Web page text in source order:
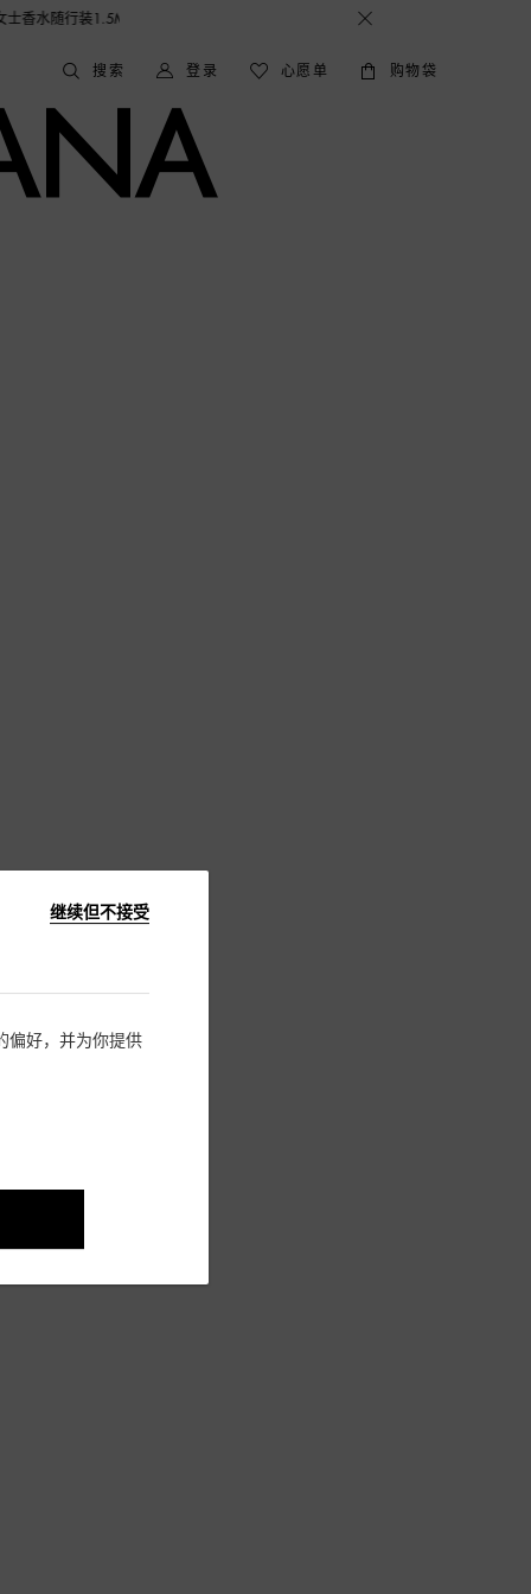
装1.5ML，DOLCE&GABBANA 期待与您的相遇！
搜索 登录 心愿单 购物袋
继续但不接受
偏好，并为你提供